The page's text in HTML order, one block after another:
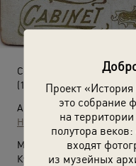
Проект
это собрание
на
полутора
входят
из музейных
Семья Новохацких
(1906 - 1907)
Автор:
Неизвестный автор
Место съемки:
Кубанская обл., станица